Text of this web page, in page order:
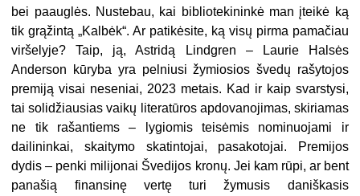
bei paauglės. Nustebau, kai bibliotekininkė man įteikė ką
tik grąžintą „Kalbėk“. Ar patikėsite, ką visų pirma pamačiau
viršelyje? Taip, ją, Astridą Lindgren – Laurie Halsės
Anderson kūryba yra pelniusi žymiosios švedų rašytojos
premiją visai neseniai, 2023 metais. Kad ir kaip svarstysi,
tai solidžiausias vaikų literatūros apdovanojimas, skiriamas
ne tik rašantiems – lygiomis teisėmis nominuojami ir
dailininkai, skaitymo skatintojai, pasakotojai. Premijos
dydis – penki milijonai Švedijos kronų. Jei kam rūpi, ar bent
panašią finansinę vertę turi žymusis daniškasis